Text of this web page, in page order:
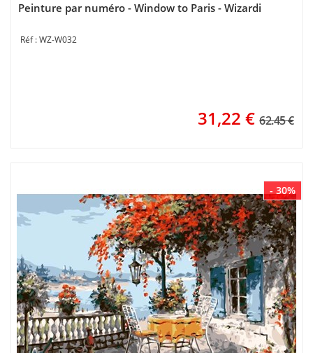
Peinture par numéro - Window to Paris - Wizardi
WZ-W032
31,22 € 62.45 €
- 30%